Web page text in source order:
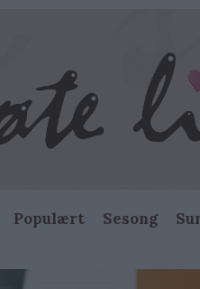
Populært Sesong